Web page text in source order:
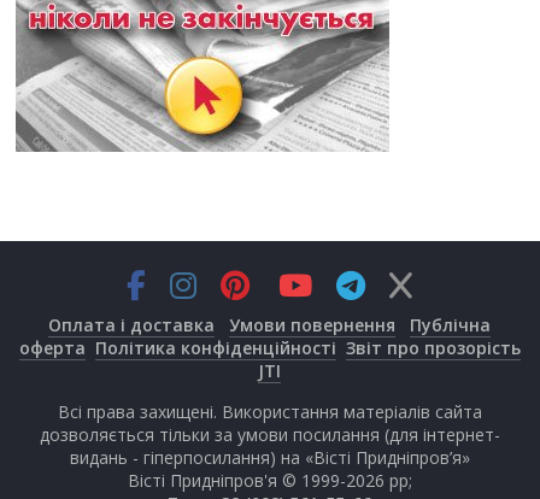
Оплата і доставка Умови повернення
Публічна
оферта Політика конфіденційності Звіт про прозорість
JTI
Всі права захищені. Використання матеріалів сайта
дозволяється тільки за умови посилання (для інтернет-
видань - гіперпосилання) на «Вісті Придніпров’я»
Вісті Придніпров'я © 1999-2026 рр;